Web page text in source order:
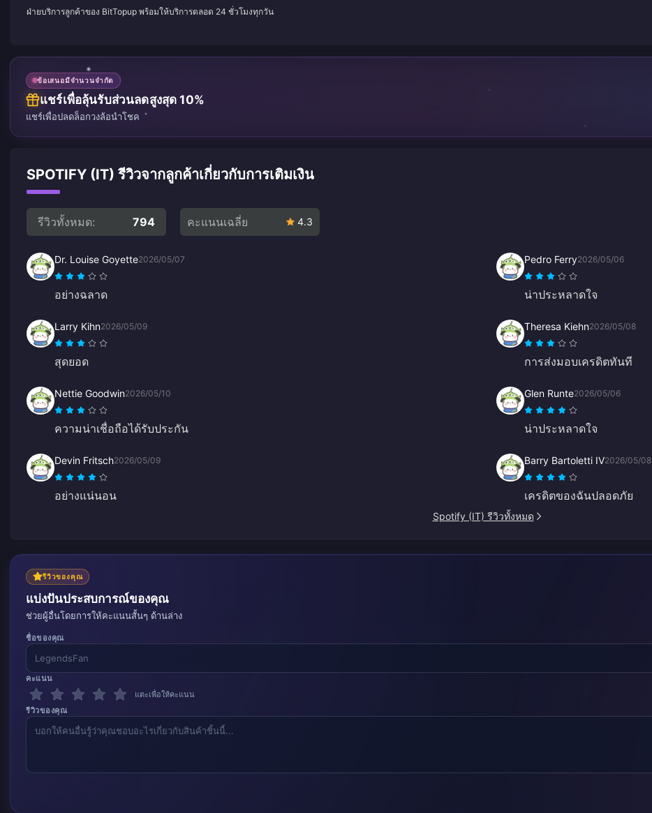
ฝ่ายบริการลูกค้าของ BitTopup พร้อมให้บริการตลอด 24 ชั่วโมงทุกวัน
ข้อเสนอมีจำนวนจำกัด
แชร์เพื่อลุ้นรับส่วนลดสูงสุด 10%
แชร์เพื่อปลดล็อกวงล้อนำโชค
SPOTIFY (IT) รีวิวจากลูกค้าเกี่ยวกับการเติมเงิน
รีวิวทั้งหมด: 794 คะแนนเฉลี่ย 4.3
Dr. Louise Goyette2026/05/07
อย่างฉลาด
Pedro Ferry2026/05/06
น่าประหลาดใจ
Larry Kihn2026/05/09
สุดยอด
Theresa Kiehn2026/05/08
การส่งมอบเครดิตทันที
Nettie Goodwin2026/05/10
ความน่าเชื่อถือได้รับประกัน
Glen Runte2026/05/06
น่าประหลาดใจ
Devin Fritsch2026/05/09
อย่างแน่นอน
Barry Bartoletti IV2026/05/08
เครดิตของฉันปลอดภัย
Spotify (IT) รีวิวทั้งหมด
รีวิวของคุณ
แบ่งปันประสบการณ์ของคุณ
ช่วยผู้อื่นโดยการให้คะแนนสั้นๆ ด้านล่าง
ชื่อของคุณ
คะแนน
แตะเพื่อให้คะแนน
รีวิวของคุณ